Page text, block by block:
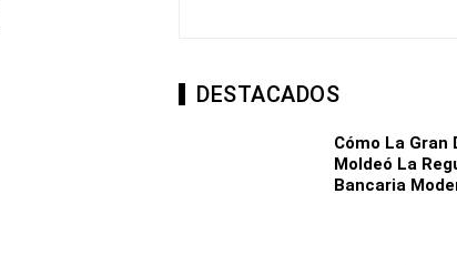
DESTACADOS
Cómo La Gran
Moldeó La
Bancaria